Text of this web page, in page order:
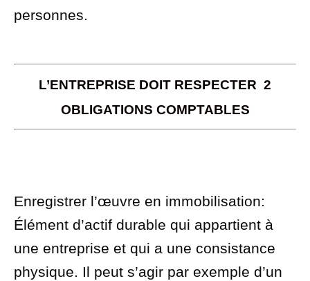
personnes.
L’ENTREPRISE DOIT RESPECTER 2
OBLIGATIONS COMPTABLES
Enregistrer l’œuvre en immobilisation:
Élément d’actif durable qui appartient à
une entreprise et qui a une consistance
physique. Il peut s’agir par exemple d’un